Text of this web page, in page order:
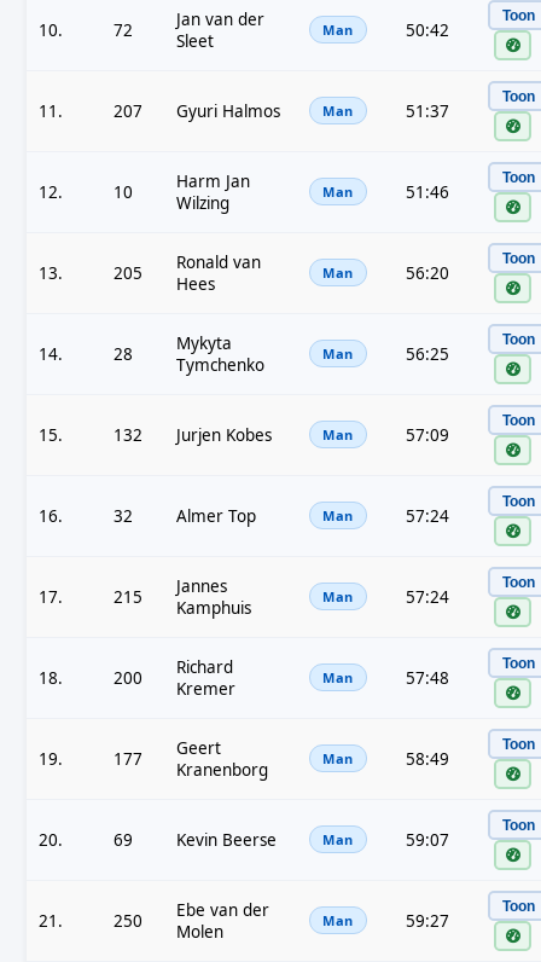
10. 72
Jan van der
Sleet
Man 50:42
Toon
11. 207 Gyuri Halmos Man 51:37
Toon
12. 10
Harm Jan
Wilzing
Man 51:46
Toon
13. 205
Ronald van
Hees
Man 56:20
Toon
14. 28
Mykyta
Tymchenko
Man 56:25
Toon
15. 132 Jurjen Kobes Man 57:09
Toon
16. 32 Almer Top Man 57:24
Toon
17. 215
Jannes
Kamphuis
Man 57:24
Toon
18. 200
Richard
Kremer
Man 57:48
Toon
19. 177
Geert
Kranenborg
Man 58:49
Toon
20. 69 Kevin Beerse Man 59:07
Toon
21. 250
Ebe van der
Molen
Man 59:27
Toon